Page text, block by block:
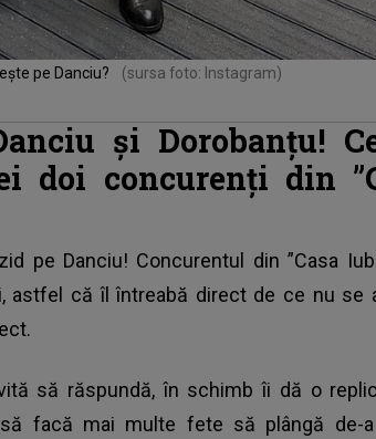
pe Danciu? (sursa foto: Instagram)
și Dorobanțu!
doi concurenți din
pe Danciu! Concurentul din ”Casa
astfel că îl întreabă direct de ce nu se
să răspundă, în schimb îi dă o
facă mai multe fete să plângă de-a